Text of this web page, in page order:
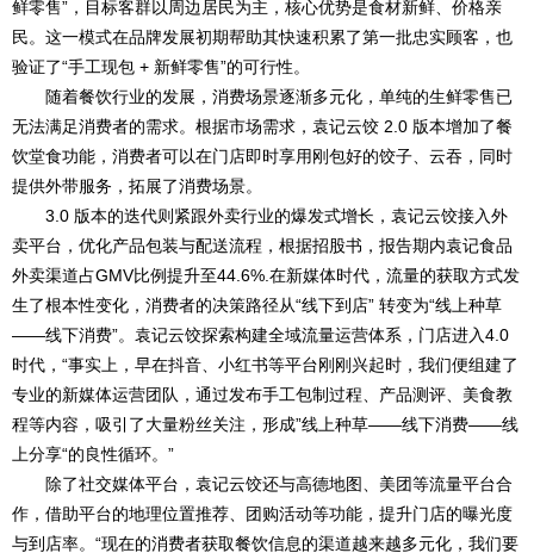
鲜零售”，目标客群以周边居民为主，核心优势是食材新鲜、价格亲
民。这一模式在品牌发展初期帮助其快速积累了第一批忠实顾客，也
验证了“手工现包 + 新鲜零售”的可行性。
随着餐饮行业的发展，消费场景逐渐多元化，单纯的生鲜零售已
无法满足消费者的需求。根据市场需求，袁记云饺 2.0 版本增加了餐
饮堂食功能，消费者可以在门店即时享用刚包好的饺子、云吞，同时
提供外带服务，拓展了消费场景。
3.0 版本的迭代则紧跟外卖行业的爆发式增长，袁记云饺接入外
卖平台，优化产品包装与配送流程，根据招股书，报告期内袁记食品
外卖渠道占GMV比例提升至44.6%.在新媒体时代，流量的获取方式发
生了根本性变化，消费者的决策路径从“线下到店” 转变为“线上种草
——线下消费”。袁记云饺探索构建全域流量运营体系，门店进入4.0
时代，“事实上，早在抖音、小红书等平台刚刚兴起时，我们便组建了
专业的新媒体运营团队，通过发布手工包制过程、产品测评、美食教
程等内容，吸引了大量粉丝关注，形成”线上种草——线下消费——线
上分享“的良性循环。”
除了社交媒体平台，袁记云饺还与高德地图、美团等流量平台合
作，借助平台的地理位置推荐、团购活动等功能，提升门店的曝光度
与到店率。“现在的消费者获取餐饮信息的渠道越来越多元化，我们要